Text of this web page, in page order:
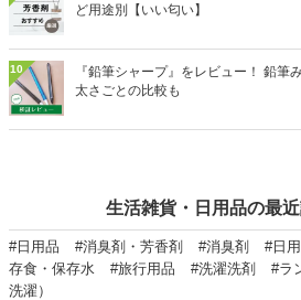
ど用途別【いい匂い】
10
『鉛筆シャープ』をレビュー！ 鉛筆
太さごとの比較も
生活雑貨・日用品の最
#日用品 #消臭剤・芳香剤 #消臭剤 #日
存食・保存水
#旅行用品 #洗濯洗剤 #ラ
洗濯）